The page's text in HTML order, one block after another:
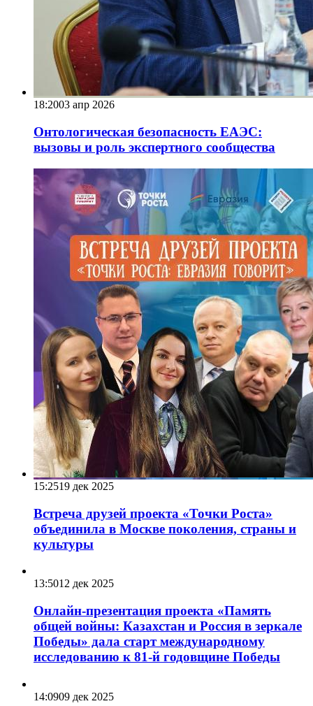
18:2003 апр 2026
Онтологическая безопасность ЕАЭС:
вызовы и роль экспертного сообщества
15:2519 дек 2025
Встреча друзей проекта «Точки Роста»
объединила в Москве поколения, страны и
культуры
13:5012 дек 2025
Онлайн-презентация проекта «Память
общей войны: Казахстан и Россия в зеркале
Победы» дала старт международному
исследованию к 81-й годовщине Победы
14:0909 дек 2025